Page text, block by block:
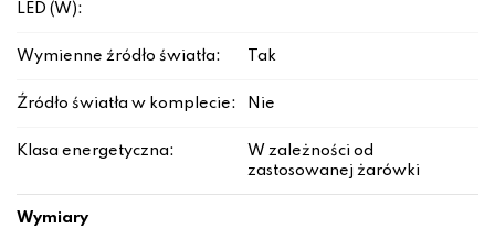
LED (W):
Wymienne źródło światła: Tak
Źródło światła w komplecie: Nie
Klasa energetyczna:
W zależności od
zastosowanej żarówki
Wymiary